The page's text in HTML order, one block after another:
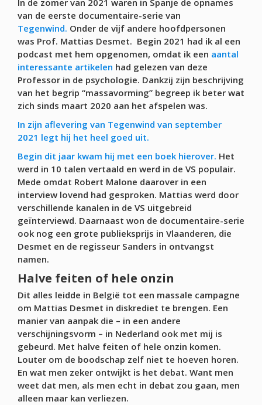
In de zomer van 2021 waren in Spanje de opnames
van de eerste documentaire-serie van
Tegenwind. Onder de vijf andere hoofdpersonen
was Prof. Mattias Desmet. Begin 2021 had ik al een
podcast met hem opgenomen, omdat ik een aantal
interessante artikelen had gelezen van deze
Professor in de psychologie. Dankzij zijn beschrijving
van het begrip “massavorming” begreep ik beter wat
zich sinds maart 2020 aan het afspelen was.
In zijn aflevering van Tegenwind van september
2021 legt hij het heel goed uit.
Begin dit jaar kwam hij met een boek hierover. Het
werd in 10 talen vertaald en werd in de VS populair.
Mede omdat Robert Malone daarover in een
interview lovend had gesproken. Mattias werd door
verschillende kanalen in de VS uitgebreid
geïnterviewd. Daarnaast won de documentaire-serie
ook nog een grote publieksprijs in Vlaanderen, die
Desmet en de regisseur Sanders in ontvangst
namen.
Halve feiten of hele onzin
Dit alles leidde in België tot een massale campagne
om Mattias Desmet in diskrediet te brengen. Een
manier van aanpak die – in een andere
verschijningsvorm – in Nederland ook met mij is
gebeurd. Met halve feiten of hele onzin komen.
Louter om de boodschap zelf niet te hoeven horen.
En wat men zeker ontwijkt is het debat. Want men
weet dat men, als men echt in debat zou gaan, men
alleen maar kan verliezen.